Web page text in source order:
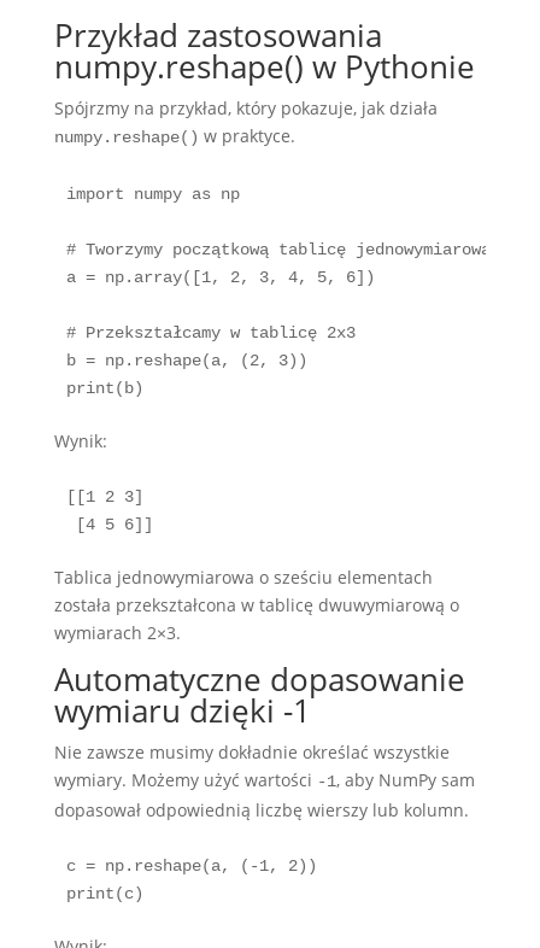
Przykład zastosowania
numpy.reshape() w Pythonie
Spójrzmy na przykład, który pokazuje, jak działa
numpy.reshape() w praktyce.
import numpy as np
# Tworzymy początkową tablicę jednowymiarową
a = np.array([1, 2, 3, 4, 5, 6])
# Przekształcamy w tablicę 2x3
b = np.reshape(a, (2, 3))
print(b)
Wynik:
[[1 2 3]
[4 5 6]]
Tablica jednowymiarowa o sześciu elementach
została przekształcona w tablicę dwuwymiarową o
wymiarach 2×3.
Automatyczne dopasowanie
wymiaru dzięki -1
Nie zawsze musimy dokładnie określać wszystkie
wymiary. Możemy użyć wartości -1, aby NumPy sam
dopasował odpowiednią liczbę wierszy lub kolumn.
c = np.reshape(a, (-1, 2))
print(c)